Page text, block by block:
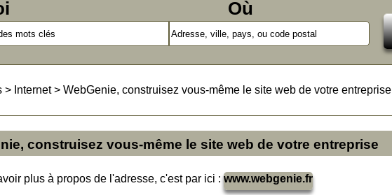
Où
> Internet> WebGenie, construisez vous-même le site web de votre entreprise
construisez vous-même le site web de votre entreprise
plus à propos de l'adresse, c'est par ici :www.webgenie.fr